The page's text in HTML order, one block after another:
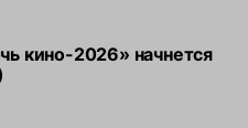
кино-2026» начнется